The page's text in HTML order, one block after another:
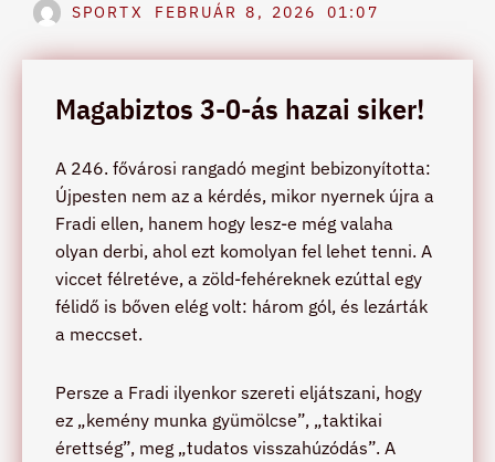
SPORTX FEBRUÁR 8, 2026 01:07
Magabiztos 3-0-ás hazai siker!
A 246. fővárosi rangadó megint bebizonyította:
Újpesten nem az a kérdés, mikor nyernek újra a
Fradi ellen, hanem hogy lesz-e még valaha
olyan derbi, ahol ezt komolyan fel lehet tenni. A
viccet félretéve, a zöld-fehéreknek ezúttal egy
félidő is bőven elég volt: három gól, és lezárták
a meccset.
Persze a Fradi ilyenkor szereti eljátszani, hogy
ez „kemény munka gyümölcse”, „taktikai
érettség”, meg „tudatos visszahúzódás”. A